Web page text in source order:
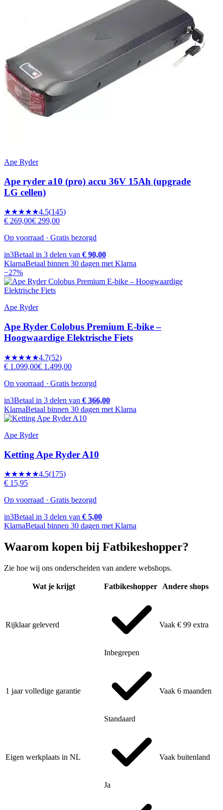
Ape Ryder
Ape ryder a10 (pro) accu 36V 15Ah (upgrade
LG cellen)
★★★★★4.5(145)
€ 269,00€ 299,00
Op voorraad · Gratis bezorgd
in3Betaal in 3 delen van € 90,00
KlarnaBetaal binnen 30 dagen met Klarna
−27%
Ape Ryder
Ape Ryder Colobus Premium E-bike –
Hoogwaardige Elektrische Fiets
★★★★★4.7(52)
€ 1.099,00€ 1.499,00
Op voorraad · Gratis bezorgd
in3Betaal in 3 delen van € 366,00
KlarnaBetaal binnen 30 dagen met Klarna
Ape Ryder
Ketting Ape Ryder A10
★★★★★4.5(175)
€ 15,95
Op voorraad · Gratis bezorgd
in3Betaal in 3 delen van € 5,00
KlarnaBetaal binnen 30 dagen met Klarna
Waarom kopen bij Fatbikeshopper?
Zie hoe wij ons onderscheiden van andere webshops.
Wat je krijgt Fatbikeshopper Andere shops
Rijklaar geleverd
Inbegrepen
Vaak € 99 extra
1 jaar volledige garantie
Standaard
Vaak 6 maanden
Eigen werkplaats in NL
Ja
Vaak buitenland